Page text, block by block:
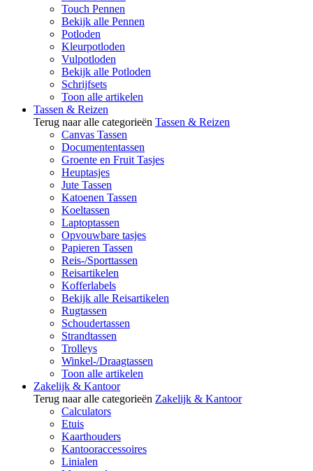
Touch Pennen
Bekijk alle Pennen
Potloden
Kleurpotloden
Vulpotloden
Bekijk alle Potloden
Schrijfsets
Toon alle artikelen
Tassen & Reizen
Terug naar alle categorieën Tassen & Reizen
Canvas Tassen
Documententassen
Groente en Fruit Tasjes
Heuptasjes
Jute Tassen
Katoenen Tassen
Koeltassen
Laptoptassen
Opvouwbare tasjes
Papieren Tassen
Reis-/Sporttassen
Reisartikelen
Kofferlabels
Bekijk alle Reisartikelen
Rugtassen
Schoudertassen
Strandtassen
Trolleys
Winkel-/Draagtassen
Toon alle artikelen
Zakelijk & Kantoor
Terug naar alle categorieën Zakelijk & Kantoor
Calculators
Etuis
Kaarthouders
Kantooraccessoires
Linialen